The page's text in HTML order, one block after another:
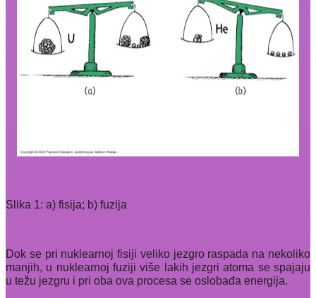
Slika 1: a) fisija; b) fuzija
Dok se pri nuklearnoj fisiji veliko jezgro raspada na nekoliko
manjih, u nuklearnoj fuziji više lakih jezgri atoma se spajaju
u težu jezgru i pri oba ova procesa se oslobađa energija.